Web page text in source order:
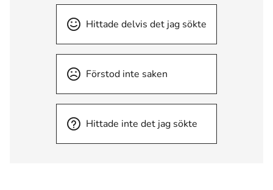
Hittade delvis det jag sökte
Förstod inte saken
Hittade inte det jag sökte